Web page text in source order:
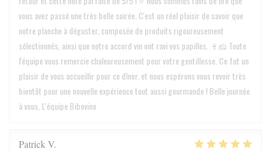
vous avez passé une très belle soirée. C'est un réel plaisir de savoir que
notre planche à déguster, composée de produits rigoureusement
sélectionnés, ainsi que notre accord vin ont ravi vos papilles. 🍷🧀 Toute
l'équipe vous remercie chaleureusement pour votre gentillesse. Ce fut un
plaisir de vous accueillir pour ce dîner, et nous espérons vous revoir très
bientôt pour une nouvelle expérience tout aussi gourmande ! Belle journée
à vous, L'équipe Bibovino
Patrick V